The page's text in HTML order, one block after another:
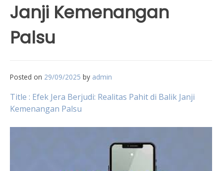
Janji Kemenangan
Palsu
Posted on 29/09/2025 by admin
Title : Efek Jera Berjudi: Realitas Pahit di Balik Janji
Kemenangan Palsu